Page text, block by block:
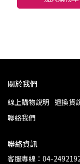
關於我們
線上購物說明 退換貨
聯絡我們
聯絡資訊
客服專線：04-